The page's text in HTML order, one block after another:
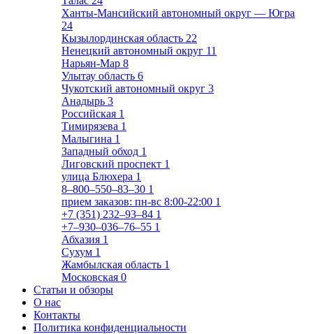
Ханты-Мансийский автономный округ — Югра
24
Кызылординская область 22
Ненецкий автономный округ 11
Нарьян-Мар 8
Улытау область 6
Чукотский автономный округ 3
Анадырь 3
Российская 1
Тимирязева 1
Малыгина 1
Западный обход 1
Лиговский проспект 1
улица Блюхера 1
8‒800‒550‒83‒30 1
прием заказов: пн-вс 8:00-22:00 1
+7 (351) 232‒93‒84 1
+7‒930‒036‒76‒55 1
Абхазия 1
Сухум 1
Жамбылская область 1
Московская 0
Статьи и обзоры
О нас
Контакты
Политика конфиденциальности